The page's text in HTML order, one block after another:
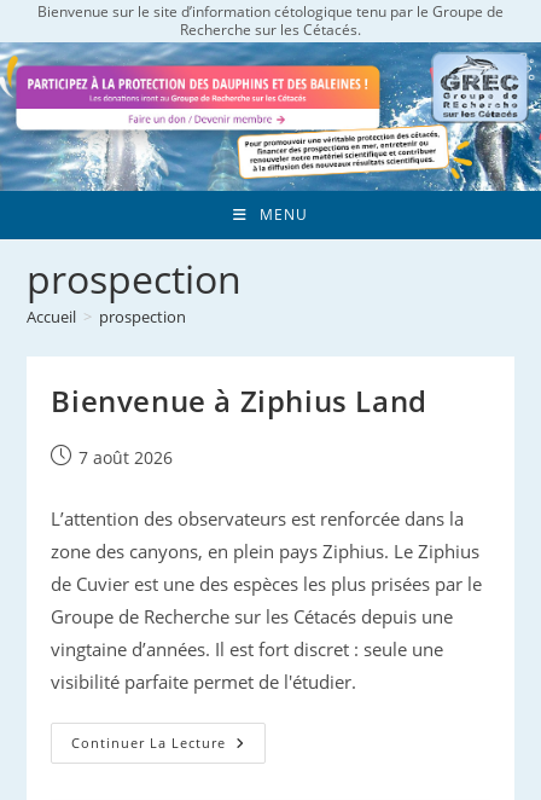
to
content
Bienvenue sur le site d’information cétologique tenu par le Groupe de
Recherche sur les Cétacés.
MENU
prospection
Accueil > prospection
Bienvenue à Ziphius Land
Publication
7 août 2026
L’attention des observateurs est renforcée dans la
zone des canyons, en plein pays Ziphius. Le Ziphius
de Cuvier est une des espèces les plus prisées par le
Groupe de Recherche sur les Cétacés depuis une
vingtaine d’années. Il est fort discret : seule une
visibilité parfaite permet de l'étudier.
Continuer La Lecture Bienvenue
À